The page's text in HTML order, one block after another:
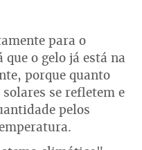
para o
o gelo já está na
porque quanto
se refletem e
pelos